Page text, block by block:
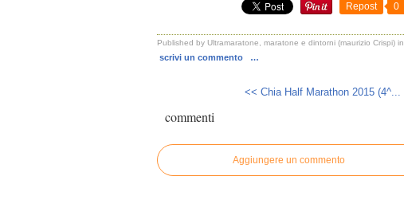
Repost 0
Published by Ultramaratone, maratone e dintorni (maurizio Crispi) in
scrivi un commento
…
<< Chia Half Marathon 2015 (4^...
commenti
Aggiungere un commento